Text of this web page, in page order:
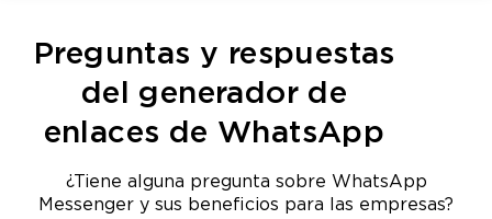
Preguntas y respuestas
del generador de
enlaces de WhatsApp
¿Tiene alguna pregunta sobre WhatsApp
Messenger y sus beneficios para las empresas?